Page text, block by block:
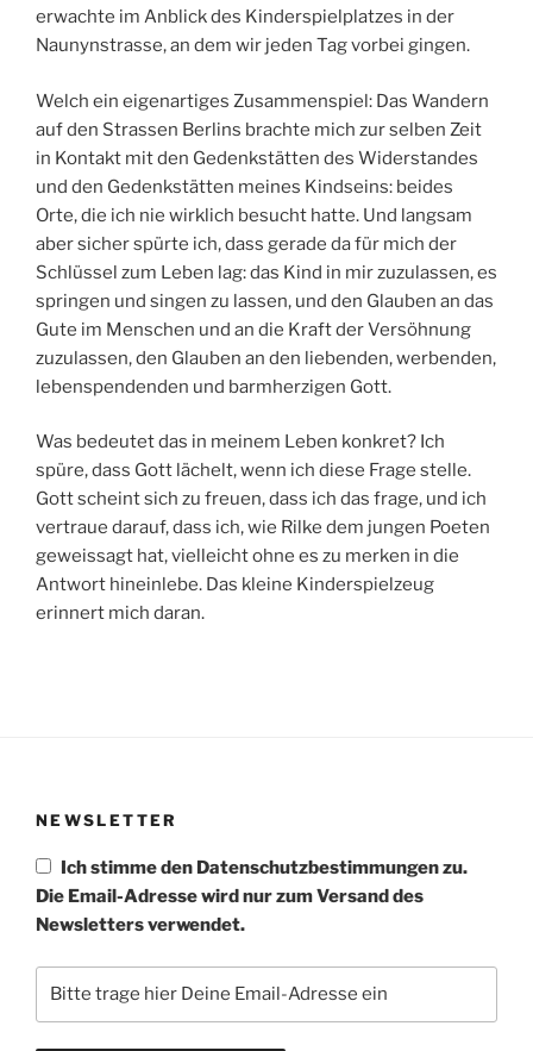
erwachte im Anblick des Kinderspielplatzes in der
Naunynstrasse, an dem wir jeden Tag vorbei gingen.
Welch ein eigenartiges Zusammenspiel: Das Wandern
auf den Strassen Berlins brachte mich zur selben Zeit
in Kontakt mit den Gedenkstätten des Widerstandes
und den Gedenkstätten meines Kindseins: beides
Orte, die ich nie wirklich besucht hatte. Und langsam
aber sicher spürte ich, dass gerade da für mich der
Schlüssel zum Leben lag: das Kind in mir zuzulassen, es
springen und singen zu lassen, und den Glauben an das
Gute im Menschen und an die Kraft der Versöhnung
zuzulassen, den Glauben an den liebenden, werbenden,
lebenspendenden und barmherzigen Gott.
Was bedeutet das in meinem Leben konkret? Ich
spüre, dass Gott lächelt, wenn ich diese Frage stelle.
Gott scheint sich zu freuen, dass ich das frage, und ich
vertraue darauf, dass ich, wie Rilke dem jungen Poeten
geweissagt hat, vielleicht ohne es zu merken in die
Antwort hineinlebe. Das kleine Kinderspielzeug
erinnert mich daran.
NEWSLETTER
Ich stimme den Datenschutzbestimmungen zu.
Die Email-Adresse wird nur zum Versand des
Newsletters verwendet.